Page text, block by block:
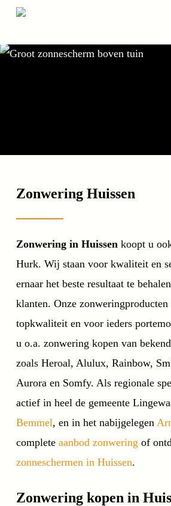
Skip
main
Zonwering Huissen
Zonwering in Huissen koopt u
Hurk. Wij staan voor kwaliteit en
ernaar het beste resultaat te
klanten. Onze
topkwaliteit en voor ieders
u o.a. zonwering kopen van
zoals Heroal, Alulux, Rainbow,
Aurora en Somfy. Als regionale
actief in heel de gemeente
Bemmel, en in het nabijgelegen
complete aanbod zonwering of
zonneschermen in Huissen.
Zonwering kopen in